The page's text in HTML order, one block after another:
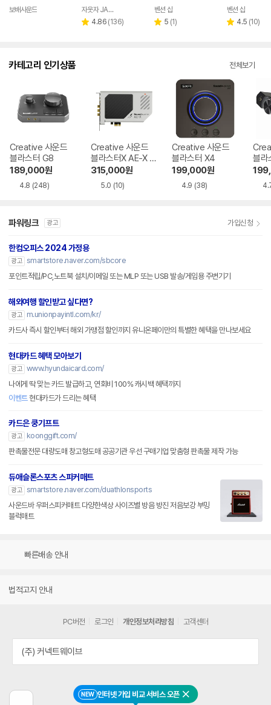
NEW 인터넷 가입 비교 서비스 오픈 닫기
보배사운드
페이
자웃자 JAUTJA
별 4.86 리
(136)
페이
벤션 샵
별 5 리
(1)
페이
벤션 샵
별 4.5 리
(10)
카테고리 인기상품 전체보기
Creative 사운드
블라스터 G8
189,000원
4.8 (248)
Creative 사운드
블라스터X AE-X P
CI-e
315,000원
5.0 (10)
Creative 사운드
블라스터 X4
199,000원
4.9 (38)
블라
파워링크 광고 가입신청
한컴오피스 2024 가정용
광고 smartstore.naver.com/sbcore
포인트적립/PC,노트북 설치/이메일 또는 MLP 또는 USB 발송/게임용 주변기기
해외여행 할인받고 싶다면?
광고
m.unionpayintl.com/kr/
카드사 즉시 할인부터 해외 가맹점 할인까지 유니온페이만의 특별한 혜택을 만나보세요
현대카드 혜택 모아보기
광고 www.hyundaicard.com/
나에게 딱 맞는 카드 발급하고, 연회비 100% 캐시백 혜택까지
이벤트현대카드가 드리는 혜택
카드은 쿵기프트
광고
koonggift.com/
판촉물전문 대량도매 창고형도매 공공기관 우선 구매기업 맞춤형 판촉물 제작 가능
듀애슬론스포츠 스피커매트
광고 smartstore.naver.com/duathlonsports
사운드바 우퍼스피커매트 다양한색상 사이즈별 방음 방진 저음보강 부밍
블럭매트
빠른배송 안내
법적고지 안내
PC버전 로그인 개인정보처리방침 고객센터
(주) 커넥트웨이브